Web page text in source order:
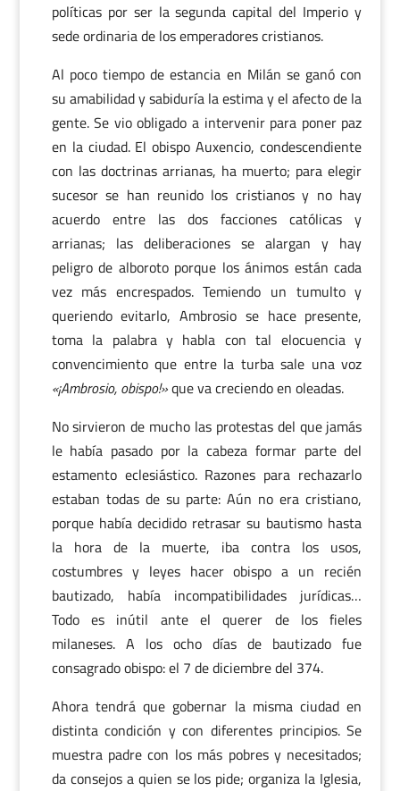
políticas por ser la segunda capital del Imperio y
sede ordinaria de los emperadores cristianos.
Al poco tiempo de estancia en Milán se ganó con
su amabilidad y sabiduría la estima y el afecto de la
gente. Se vio obligado a intervenir para poner paz
en la ciudad. El obispo Auxencio, condescendiente
con las doctrinas arrianas, ha muerto; para elegir
sucesor se han reunido los cristianos y no hay
acuerdo entre las dos facciones católicas y
arrianas; las deliberaciones se alargan y hay
peligro de alboroto porque los ánimos están cada
vez más encrespados. Temiendo un tumulto y
queriendo evitarlo, Ambrosio se hace presente,
toma la palabra y habla con tal elocuencia y
convencimiento que entre la turba sale una voz
«¡Ambrosio, obispo!»que va creciendo en oleadas.
No sirvieron de mucho las protestas del que jamás
le había pasado por la cabeza formar parte del
estamento eclesiástico. Razones para rechazarlo
estaban todas de su parte: Aún no era cristiano,
porque había decidido retrasar su bautismo hasta
la hora de la muerte, iba contra los usos,
costumbres y leyes hacer obispo a un recién
bautizado, había incompatibilidades jurídicas…
Todo es inútil ante el querer de los fieles
milaneses. A los ocho días de bautizado fue
consagrado obispo: el 7 de diciembre del 374.
Ahora tendrá que gobernar la misma ciudad en
distinta condición y con diferentes principios. Se
muestra padre con los más pobres y necesitados;
da consejos a quien se los pide; organiza la Iglesia,